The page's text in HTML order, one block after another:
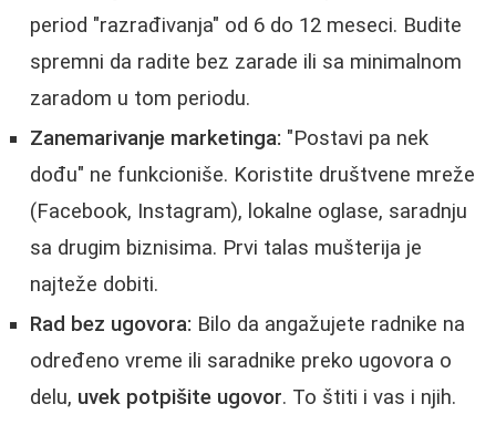
period "razrađivanja" od 6 do 12 meseci. Budite
spremni da radite bez zarade ili sa minimalnom
zaradom u tom periodu.
Zanemarivanje marketinga: "Postavi pa nek
dođu" ne funkcioniše. Koristite društvene mreže
(Facebook, Instagram), lokalne oglase, saradnju
sa drugim biznisima. Prvi talas mušterija je
najteže dobiti.
Rad bez ugovora: Bilo da angažujete radnike na
određeno vreme ili saradnike preko ugovora o
delu, uvek potpišite ugovor. To štiti i vas i njih.